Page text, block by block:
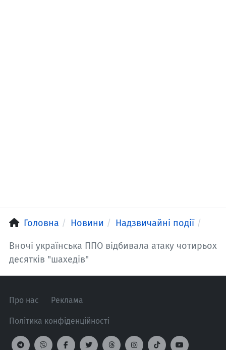
Головна Новини Надзвичайні події
Вночі українська ППО відбивала атаку чотирьох
десятків "шахедів"
Про нас Реклама
Політика конфіденційності